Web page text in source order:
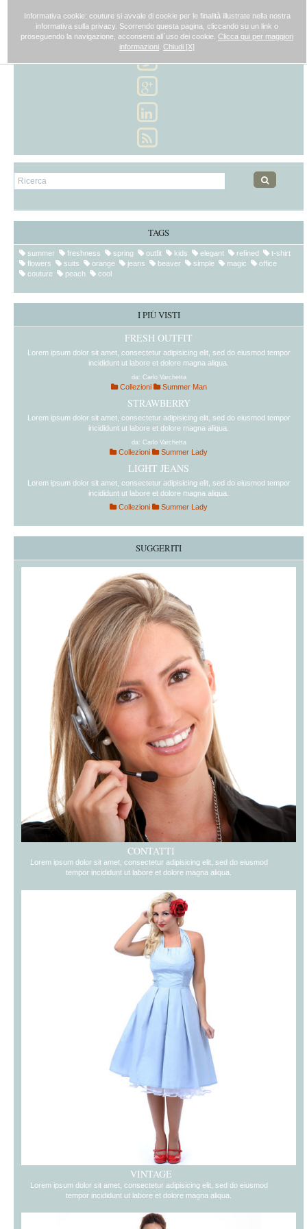
Informativa cookie: couture si avvale di cookie per le finalità illustrate nella nostra
informativa sulla privacy. Scorrendo questa pagina, cliccando su un link o
proseguendo la navigazione, acconsenti all´uso dei cookie. Clicca qui per maggiori
informazioni Chiudi [X]
Alterna
couture
TAGS
summer freshness spring outfit kids elegant refined
t-shirt
flowers
suits orange jeans beaver simple magic
office
couture
peach cool
I PIÙ VISTI
FRESH OUTFIT
Lorem ipsum dolor sit amet, consectetur adipisicing elit, sed do eiusmod tempor
incididunt ut labore et dolore magna aliqua.
da: Carlo Varchetta
Collezioni Summer Man
STRAWBERRY
Lorem ipsum dolor sit amet, consectetur adipisicing elit, sed do eiusmod tempor
incididunt ut labore et dolore magna aliqua.
da: Carlo Varchetta
Collezioni Summer Lady
LIGHT JEANS
Lorem ipsum dolor sit amet, consectetur adipisicing elit, sed do eiusmod tempor
incididunt ut labore et dolore magna aliqua.
Collezioni
Summer Lady
SUGGERITI
CONTATTI
Lorem ipsum dolor sit amet, consectetur adipisicing elit, sed do eiusmod
tempor incididunt ut labore et dolore magna aliqua.
VINTAGE
Lorem ipsum dolor sit amet, consectetur adipisicing elit, sed do eiusmod
tempor incididunt ut labore et dolore magna aliqua.